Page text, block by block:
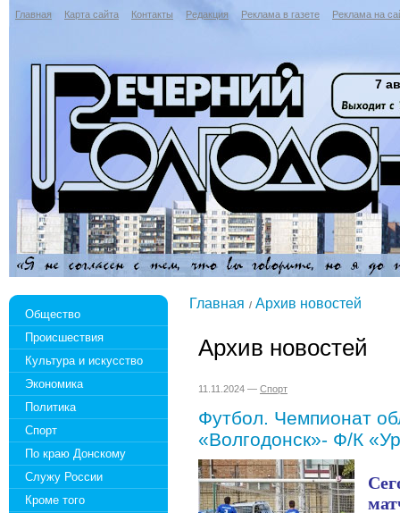
Главная Карта сайта Контакты Редакция Реклама в газете Реклама на
7
Общество
Происшествия
Культура и искусство
Экономика
Политика
Спорт
По краю Донскому
Служу России
Кроме того
Главная Архив новостей
Архив новостей
11.11.2024 — Спорт
Футбол. Чемпионат
«Волгодонск»- Ф/К